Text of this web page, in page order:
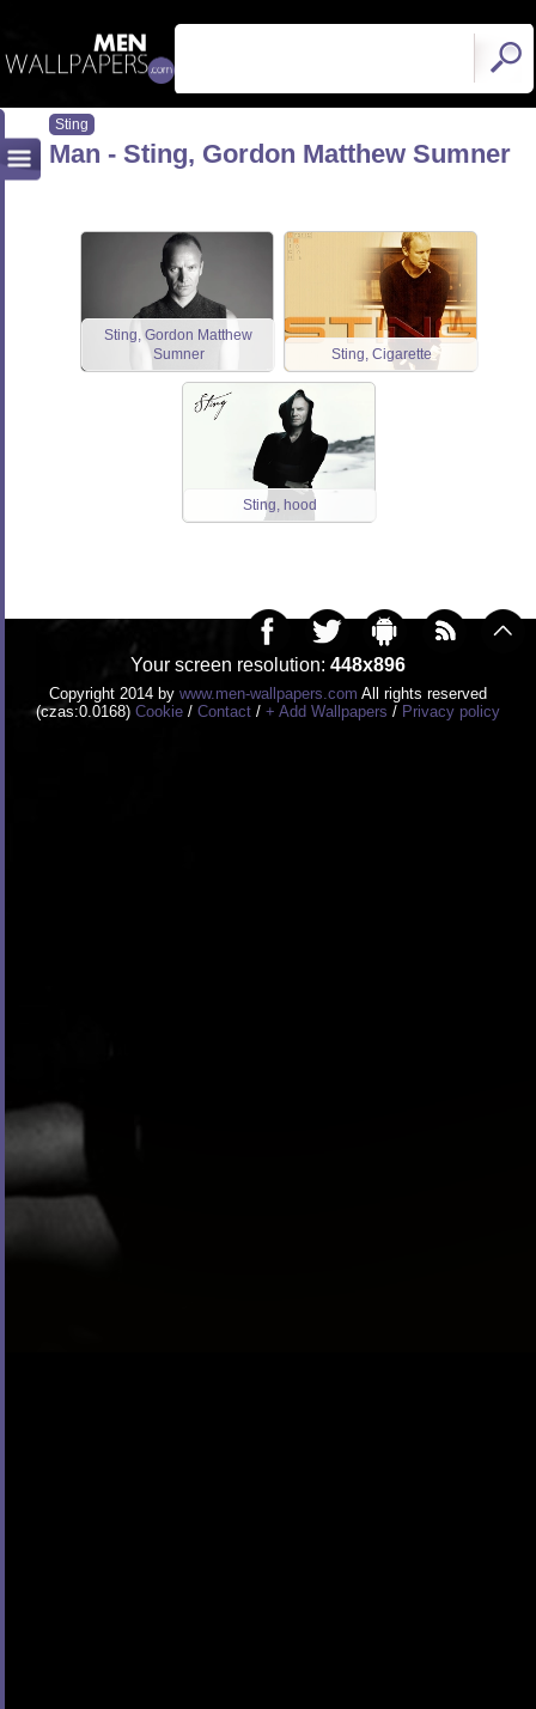
Sting
Man - Sting, Gordon Matthew Sumner
Sting, Gordon Matthew
Sumner
Sting, Cigarette
Sting, hood
Your screen resolution: 448x896
Copyright 2014 by www.men-wallpapers.com All rights reserved
(czas:0.0168) Cookie / Contact / + Add Wallpapers / Privacy policy